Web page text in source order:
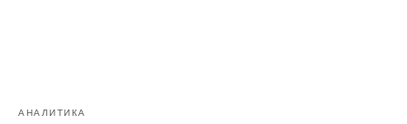
АНАЛИТИКА